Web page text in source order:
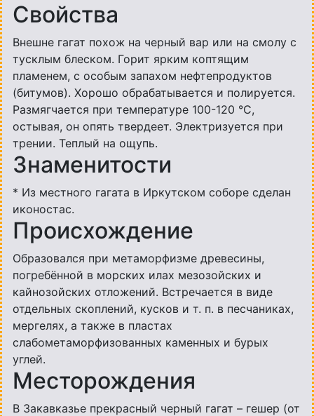
Свойства
Внешне гагат похож на черный вар или на смолу с
тусклым блеском. Горит ярким коптящим
пламенем, с особым запахом нефтепродуктов
(битумов). Хорошо обрабатывается и полируется.
Размягчается при температуре 100-120 °С,
остывая, он опять твердеет. Электризуется при
трении. Теплый на ощупь.
Знаменитости
* Из местного гагата в Иркутском соборе сделан
иконостас.
Происхождение
Образовался при метаморфизме древесины,
погребённой в морских илах мезозойских и
кайнозойских отложений. Встречается в виде
отдельных скоплений, кусков и т. п. в песчаниках,
мергелях, а также в пластах
слабометаморфизованных каменных и бурых
углей.
Месторождения
В Закавказье прекрасный черный гагат – гешер (от